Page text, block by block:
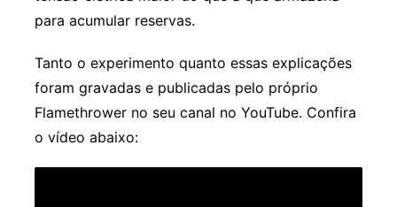
para acumular reservas.
Tanto o experimento quanto essas explicações
foram gravadas e publicadas pelo próprio
Flamethrower no seu canal no YouTube. Confira
o vídeo abaixo: